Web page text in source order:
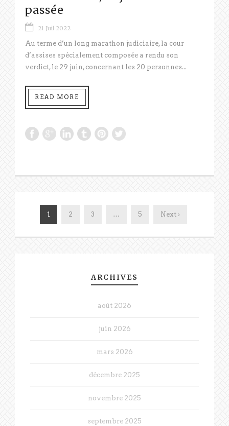
passée
21 Juil 2022
Au terme d’un long marathon judiciaire, la cour
d’assises spécialement composée a rendu son
verdict, le 29 juin, concernant les 20 personnes...
READ MORE
1 2 3 … 5 Next ›
ARCHIVES
août 2026
juin 2026
mars 2026
décembre 2025
novembre 2025
septembre 2025